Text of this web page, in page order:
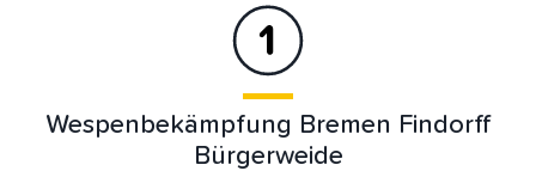
Wespenbekämpfung Bremen Findorff
Bürgerweide